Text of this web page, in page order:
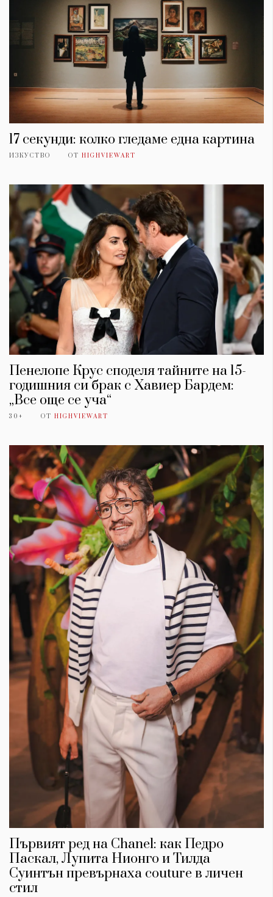
17 секунди: колко гледаме една картина
ИЗКУСТВО ОТ HIGHVIEWART
Пенелопе Крус споделя тайните на 15-
годишния си брак с Хавиер Бардем:
„Все още се уча“
30+ ОТ HIGHVIEWART
Първият ред на Chanel: как Педро
Паскал, Лупита Нионго и Тилда
Суинтън превърнаха couture в личен
стил